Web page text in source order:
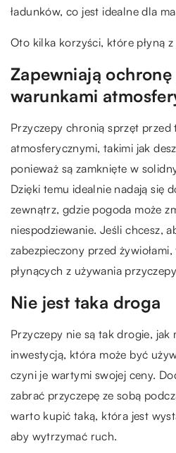
ładunków, co jest idealne dla
Oto kilka korzyści, które płyną
Zapewniają
warunkami
Przyczepy chronią sprzęt
atmosferycznymi, takimi jak
ponieważ są zamknięte w
Dzięki temu idealnie nadają się
zewnątrz, gdzie pogoda może
niespodziewanie. Jeśli chcesz,
zabezpieczony przed
płynących z używania
Nie jest taka droga
Przyczepy nie są tak drogie, jak
inwestycją, która może być
czyni je wartymi swojej ceny.
zabrać przyczepę ze sobą
warto kupić taką, która jest
aby wytrzymać ruch.